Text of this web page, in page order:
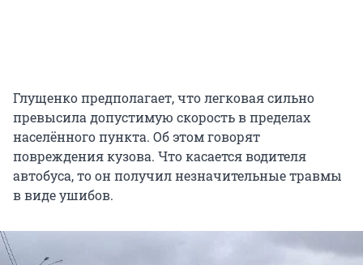
Глущенко предполагает, что легковая сильно
превысила допустимую скорость в пределах
населённого пункта. Об этом говорят
повреждения кузова. Что касается водителя
автобуса, то он получил незначительные травмы
в виде ушибов.